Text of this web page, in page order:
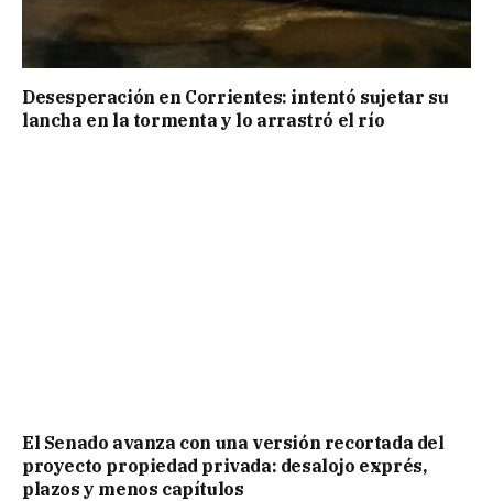
Desesperación en Corrientes: intentó sujetar su
lancha en la tormenta y lo arrastró el río
El Senado avanza con una versión recortada del
proyecto propiedad privada: desalojo exprés,
plazos y menos capítulos